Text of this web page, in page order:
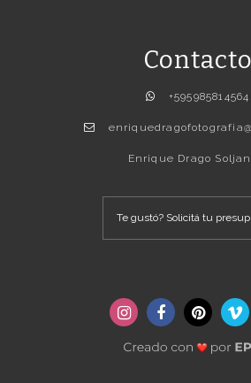
Contacto
+595985814564
Enrique Drago
Te gustó? Solicitá tu